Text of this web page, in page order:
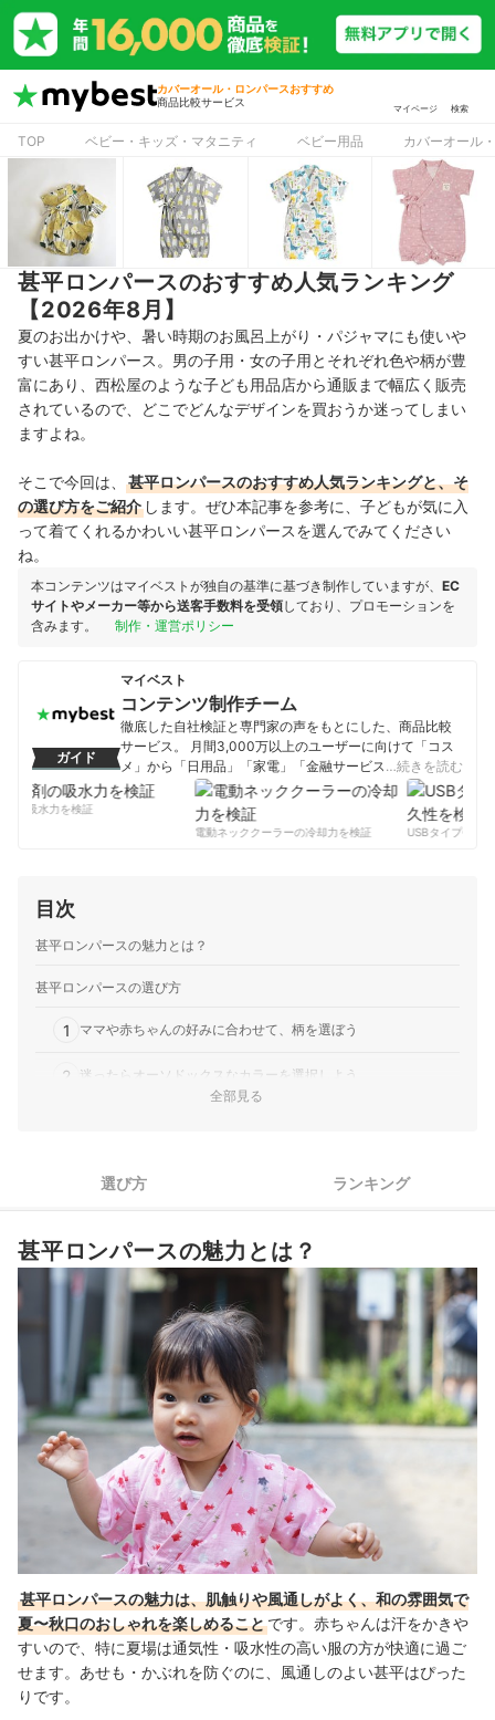
カバーオール・ロンパースおすすめ
商品比較サービス
マイページ 検索
TOP ベビー・キッズ・マタニティ ベビー用品 カバーオール
甚平ロンパースのおすすめ人気ランキング
【2026年8月】
夏のお出かけや、暑い時期のお風呂上がり・パジャマにも使いや
すい甚平ロンパース。男の子用・女の子用とそれぞれ色や柄が豊
富にあり、西松屋のような子ども用品店から通販まで幅広く販売
されているので、どこでどんなデザインを買おうか迷ってしまい
ますよね。
そこで今回は、 甚平ロンパースのおすすめ人気ランキングと、そ
の選び方をご紹介 します。ぜひ本記事を参考に、子どもが気に入
って着てくれるかわいい甚平ロンパースを選んでみてください
ね。
本コンテンツはマイベストが独自の基準に基づき制作していますが、 EC
サイトやメーカー等から送客手数料を受領しており、プロモーションを
含みます。
制作・運営ポリシー
ガイド
マイベスト
コンテンツ制作チーム
徹底した自社検証と専門家の声をもとにした、商品比較
サービス。 月間3,000万以上のユーザーに向けて「コス
メ」から「日用品」「家電」「金融サービス」まで、ベ
ストな商品を選んでもらうために、毎日コンテンツを制
コンテンツ制作チームのプロフィール
…続きを読む
の吸水力を検証
電動ネッククーラーの冷却力を検証
USBタイプCケー
目次
甚平ロンパースの魅力とは？
甚平ロンパースの選び方
1 ママや赤ちゃんの好みに合わせて、柄を選ぼう
2 迷ったらオーソドックスなカラーを選択しよう
5 月齢や体重を目安に、ぴったりのサイズを選ぼう
甚平ロンパース全4商品おすすめ人気ランキング
カバーオールと使い分けよう
こちらのロンパースも見てみよう
甚平ロンパースの売れ筋ランキングもチェック！
全部見る
選び方 ランキング
甚平ロンパースの魅力とは？
甚平ロンパースの魅力は、肌触りや風通しがよく、和の雰囲気で
夏〜秋口のおしゃれを楽しめることです。赤ちゃんは汗をかきや
すいので、特に夏場は通気性・吸水性の高い服の方が快適に過ご
せます。あせも・かぶれを防ぐのに、風通しのよい甚平はぴった
りです。